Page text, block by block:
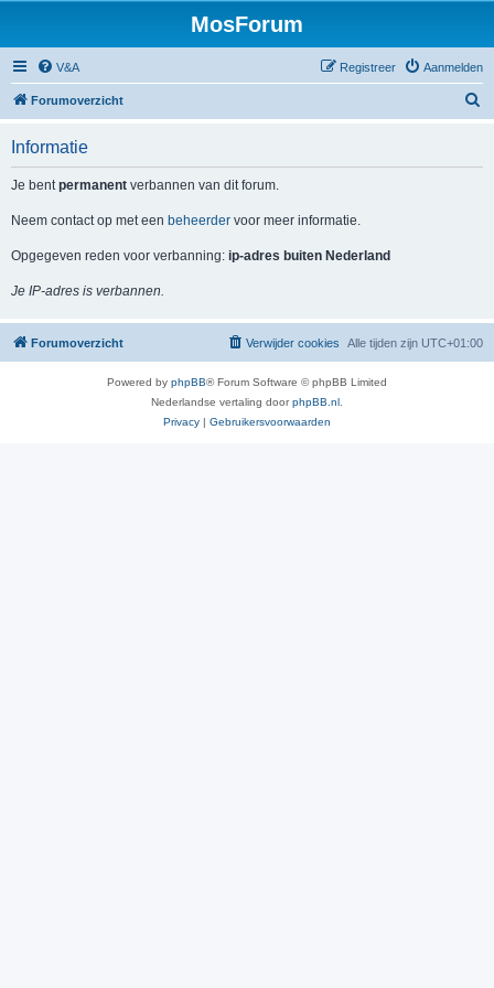
MosForum
V&A Aanmelden
Registreer
Forumoverzicht
Informatie
Je bentpermanent verbannen van dit forum.
Neem contact op met een beheerder voor meer informatie.
Opgegeven reden voor verbanning: ip-adres buiten Nederland
Je IP-adres is verbannen.
Forumoverzicht Alle tijden zijn UTC+01:00
Verwijder cookies
Powered by phpBB® Forum Software © phpBB Limited
Nederlandse vertaling doorphpBB.nl
Privacy | Gebruikersvoorwaarden